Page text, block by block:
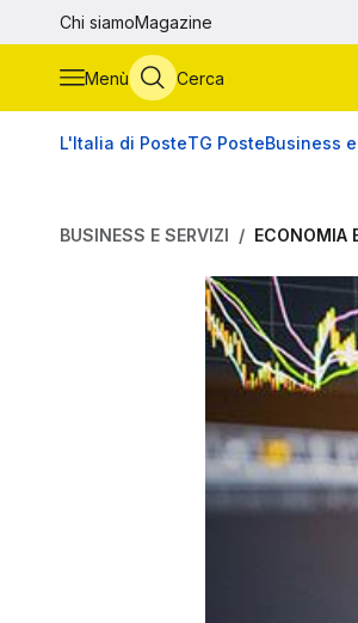
Vai al contenuto principale
Chi siamoMagazine
Menù Cerca
L'Italia di PosteTG PosteBusiness
BUSINESS E SERVIZI ECONOMIA